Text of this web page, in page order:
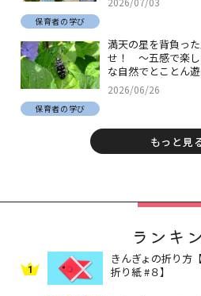
保育者の学び
満天の星を背負っ
せ！ ～五感で楽し
な自然でとことん遊
2026/06/26
保育者の学び
もっと見
ランキ
1
きんぎょの折り方
折り紙 #８】